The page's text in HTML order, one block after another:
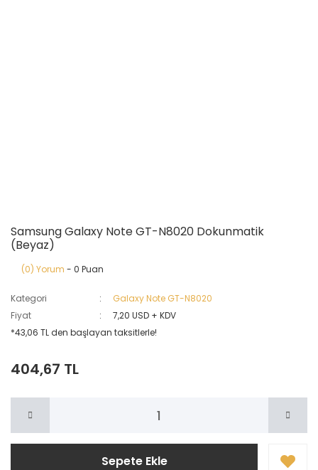
Samsung Galaxy Note GT-N8020 Dokunmatik
(Beyaz)
(0) Yorum - 0 Puan
Kategori
Galaxy Note GT-N8020
Fiyat
7,20 USD + KDV
*43,06 TL den başlayan taksitlerle!
404,67 TL
Sepete Ekle